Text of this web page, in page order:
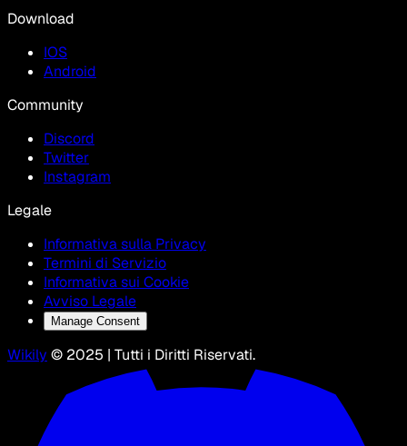
Download
IOS
Android
Community
Discord
Twitter
Instagram
Legale
Informativa sulla Privacy
Termini di Servizio
Informativa sui Cookie
Avviso Legale
Manage Consent
Wikily © 2025 | Tutti i Diritti Riservati.